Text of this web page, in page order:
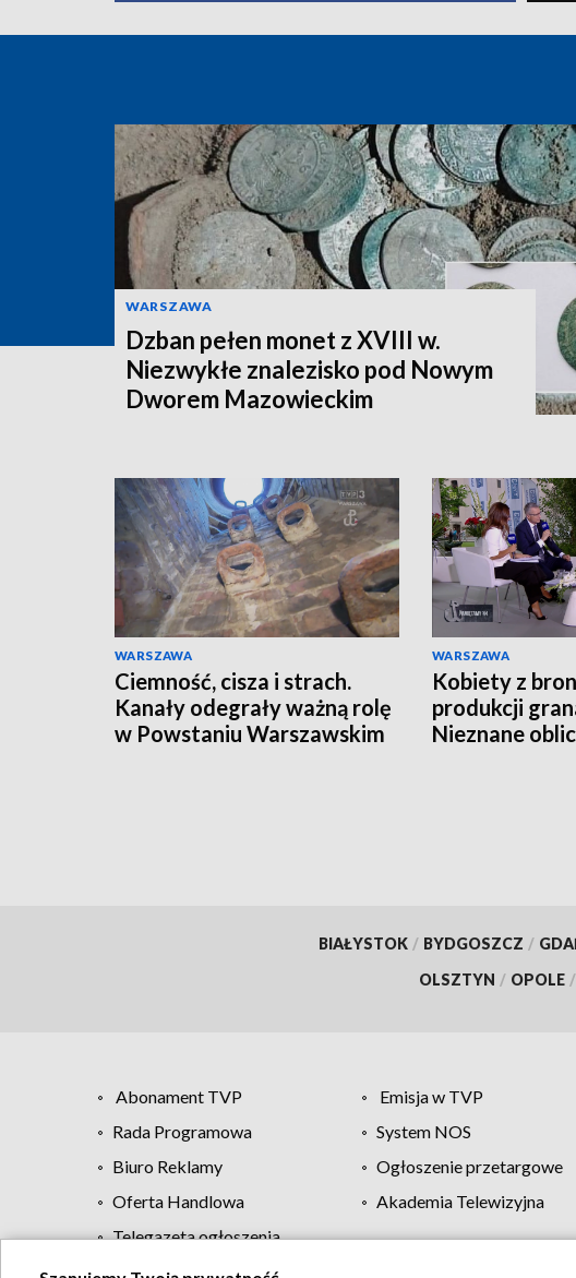
WARSZAWA
Dzban pełen monet z XVIII w.
Niezwykłe znalezisko pod Nowym
Dworem Mazowieckim
WARSZAWA
Ciemność, cisza i strach.
Kanały odegrały ważną rolę
w Powstaniu Warszawskim
WARSZAWA
Kobiety z
produkcji
Nieznane
BIAŁYSTOK / BYDGOSZCZ /
OLSZTYN / OPOLE /
Abonament TVP Emisja w TVP
Rada Programowa
System NOS
Biuro Reklamy
Ogłoszenie przetargowe
Oferta Handlowa
Akademia Telewizyjna
Telegazeta ogłoszenia